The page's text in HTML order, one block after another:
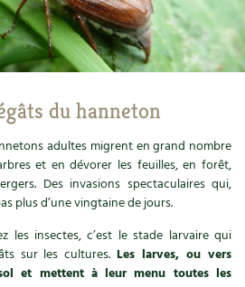
du jardin
et l’écologie
!
du hanneton
adultes migrent en grand nombre
et en dévorer les feuilles, en forêt,
Des invasions spectaculaires qui,
plus d’une vingtaine de jours.
les insectes, c’est le stade larvaire qui
sur les cultures. Les larves, ou vers
et mettent à leur menu toutes les